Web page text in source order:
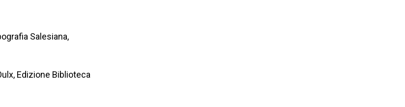
Salesiana,
Edizione Biblioteca